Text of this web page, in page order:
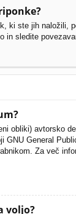
ki ste jih naložili,
in sledite
obliki) avtorsko
GNU General
Za več
voljo?